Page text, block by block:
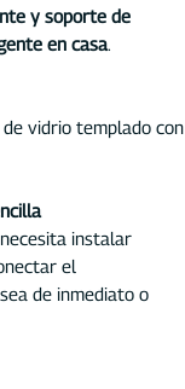
y soporte de
en casa.
vidrio templado con
instalar
el
de inmediato o